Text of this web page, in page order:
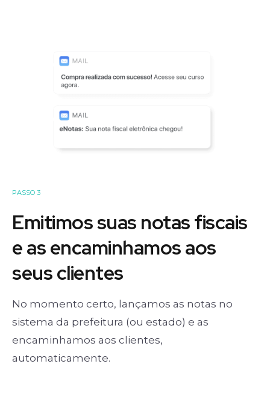
PASSO 3
Emitimos suas notas fiscais
e as encaminhamos aos
seus clientes
No momento certo, lançamos as notas no
sistema da prefeitura (ou estado) e as
encaminhamos aos clientes,
automaticamente.